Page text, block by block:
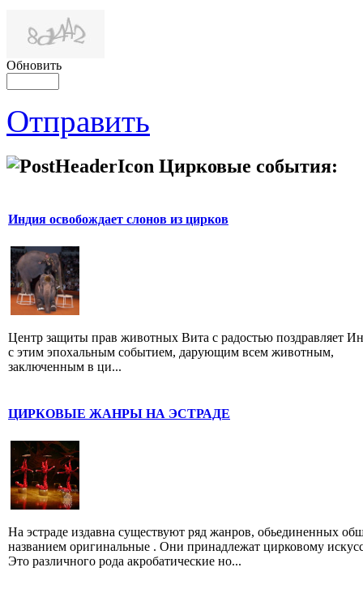
Обновить
Отправить
Цирковые события:
Индия освобождает слонов из цирков
Центр защиты прав животных Вита с радостью поздравляет
с этим эпохальным событием, дарующим всем животным,
заключенным в ци...
ЦИРКОВЫЕ ЖАНРЫ НА ЭСТРАДЕ
На эстраде издавна существуют ряд жанров, обьединенных
названием оригинальные . Они принадлежат цирковому
Это различного рода акробатические но...